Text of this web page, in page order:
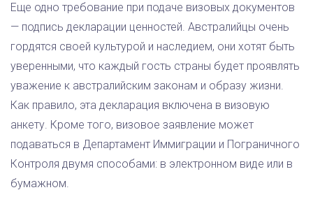
Еще одно требование при подаче визовых документов
— подпись декларации ценностей. Австралийцы очень
гордятся своей культурой и наследием, они хотят быть
уверенными, что каждый гость страны будет проявлять
уважение к австралийским законам и образу жизни.
Как правило, эта декларация включена в визовую
анкету. Кроме того, визовое заявление может
подаваться в Департамент Иммиграции и Пограничного
Контроля двумя способами: в электронном виде или в
бумажном.